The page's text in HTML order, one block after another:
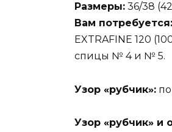
Размеры: 36/38
Вам потребуется:
EXTRAFINE 120
спицы № 4 и № 5.
Узор «рубчик»:
Узор «рубчик» и